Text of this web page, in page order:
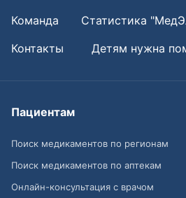
Команда
Статистика
Контакты
Детям нужна
Пациентам
Поиск медикаментов по регионам
Поиск медикаментов по аптекам
Онлайн-консультация с врачом